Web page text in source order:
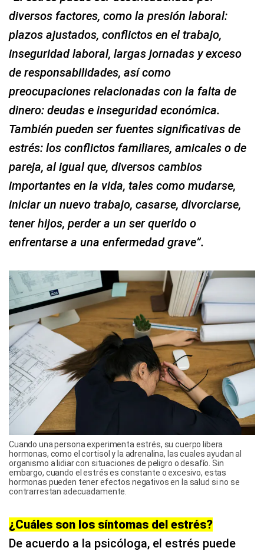
diversos factores, como la presión laboral:
plazos ajustados, conflictos en el trabajo,
inseguridad laboral, largas jornadas y exceso
de responsabilidades, así como
preocupaciones relacionadas con la falta de
dinero: deudas e inseguridad económica.
También pueden ser fuentes significativas de
estrés: los conflictos familiares, amicales o de
pareja, al igual que, diversos cambios
importantes en la vida, tales como mudarse,
iniciar un nuevo trabajo, casarse, divorciarse,
tener hijos, perder a un ser querido o
enfrentarse a una enfermedad grave”.
Cuando una persona experimenta estrés, su cuerpo libera
hormonas, como el cortisol y la adrenalina, las cuales ayudan al
organismo a lidiar con situaciones de peligro o desafío. Sin
embargo, cuando el estrés es constante o excesivo, estas
hormonas pueden tener efectos negativos en la salud si no se
contrarrestan adecuadamente.
¿Cuáles son los síntomas del estrés?
De acuerdo a la psicóloga, el estrés puede